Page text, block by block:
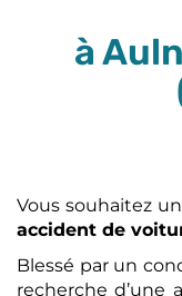
à
Vous souhaitez
accident de
Blessé par un
recherche d’une